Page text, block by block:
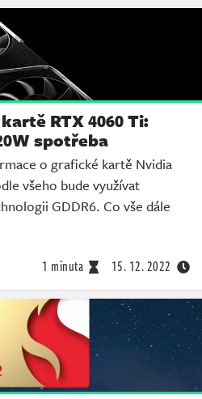
RTX 4060 Ti:
spotřeba
o grafické kartě Nvidia
všeho bude využívat
GDDR6. Co vše dále
1 minuta 15. 12. 2022